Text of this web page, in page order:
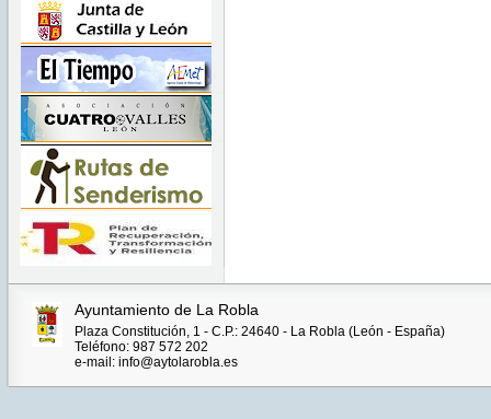
Ayuntamiento de La Robla
Plaza Constitución, 1 - C.P.: 24640 - La Robla (León - España)
Teléfono: 987 572 202
e-mail: info@aytolarobla.es